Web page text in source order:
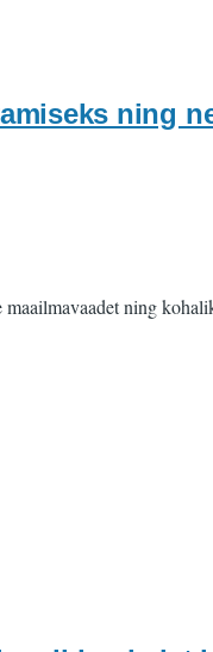
ning
ning